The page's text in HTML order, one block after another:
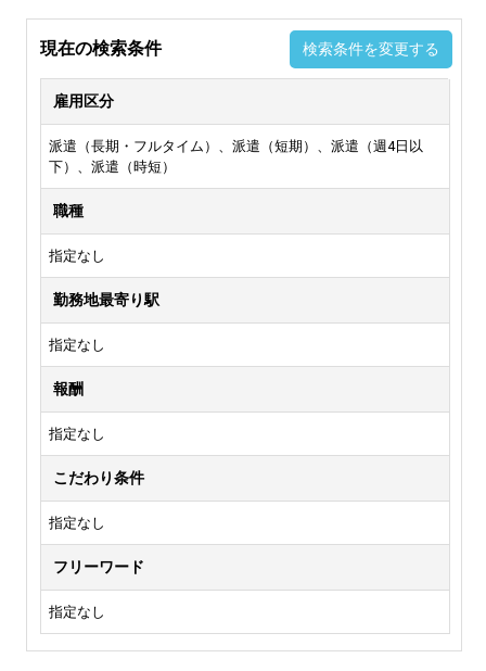
現在の検索条件 検索条件を変更する
雇用区分
派遣（長期・フルタイム）、派遣（短期）、派遣（週4日以
下）、派遣（時短）
職種
指定なし
勤務地最寄り駅
指定なし
報酬
指定なし
こだわり条件
指定なし
フリーワード
指定なし